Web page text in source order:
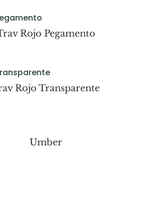
Rojo Pegamento
Rojo Transparente
Umber